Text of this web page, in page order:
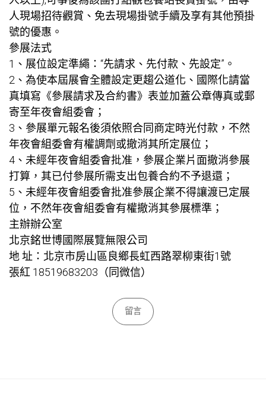
人現場招待觀賞、免去現場掛號手續及享有其他預掛
號的優惠。
參展法式
1、展位設定準繩：“先請求、先付款、先設定”。
2、為使本屆展會全體設定更趨公道化、國際化請當
真填寫《參展請求及合約書》表並加蓋公章傳真或郵
寄至年夜會組委會；
3、參展單元報名後須依照合同商定時光付款，不然
年夜會組委會有權調劑或撤消其所定展位；
4、未經年夜會組委會批准，參展企業片面撤消參展
打算，其已付參展所需支出包養合約不予退還；
5、未經年夜會組委會批准參展企業不得讓渡已定展
位，不然年夜會組委會有權撤消其參展標準；
主辦辦公室
北京銘世博國際展覽無限公司
地 址：北京市房山區良鄉長虹西路翠柳東街1號
張紅 18519683203（同微信）
留言